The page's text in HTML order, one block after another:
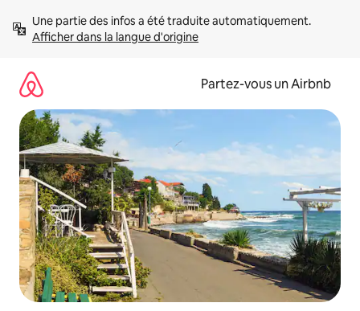
directement
Afficher dans la langue d'origine
Partez-vous un Airbnb